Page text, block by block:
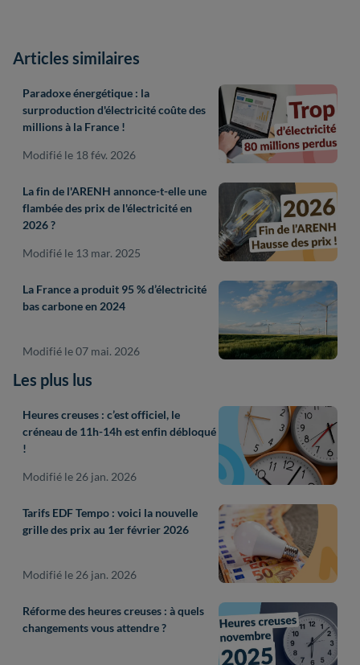
Articles similaires
Paradoxe énergétique : la
surproduction d'électricité coûte des
millions à la France !
Modifié le 18 fév. 2026
La fin de l'ARENH annonce-t-elle une
flambée des prix de l'électricité en
2026 ?
Modifié le 13 mar. 2025
La France a produit 95 % d’électricité
bas carbone en 2024
Modifié le 07 mai. 2026
Les plus lus
Heures creuses : c’est officiel, le
créneau de 11h-14h est enfin débloqué
!
Modifié le 26 jan. 2026
Tarifs EDF Tempo : voici la nouvelle
grille des prix au 1er février 2026
Modifié le 26 jan. 2026
Réforme des heures creuses : à quels
changements vous attendre ?